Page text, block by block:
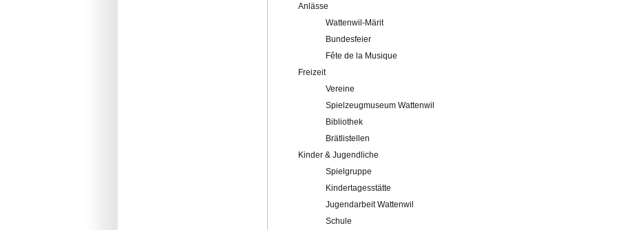
Anlässe
Wattenwil-Märit
Bundesfeier
Fête de la Musique
Freizeit
Vereine
Spielzeugmuseum Wattenwil
Bibliothek
Brätlistellen
Kinder & Jugendliche
Spielgruppe
Kindertagesstätte
Jugendarbeit Wattenwil
Schule